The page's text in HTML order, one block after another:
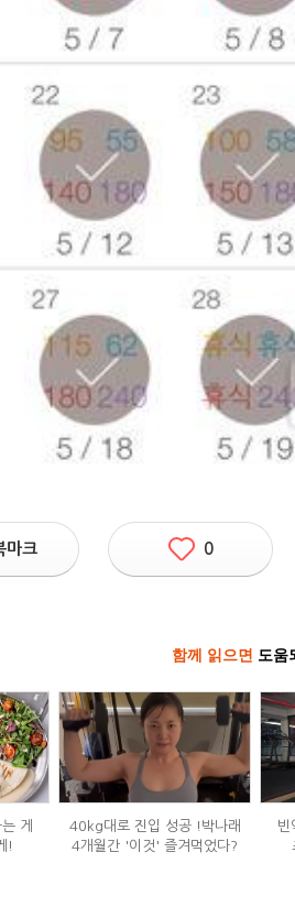
마크 0
함께 읽으면 도움
게
!
40kg대로 진입 성공 !박나래
4개월간 '이것' 즐겨먹었다?
빈